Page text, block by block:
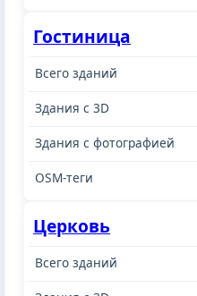
Гостиница
Церковь